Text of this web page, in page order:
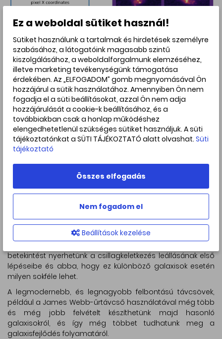
mintába tartozó nyolc galaxis. (Forrás: Olsen et al. 2026.)
A csillagkeletkezés története egy galaxisban
A csillagászok a kiválasztott galaxisok spektrális
energiaeloszlásait vizsgálták, amely alapján
rekonstruálható az adott galaxisban található csillagok
kora és keletkezési ideje. A modellezés során arra is fény
derül, hogy hogyan változik a galaxisban, vagy annak
bizonyos régióiban található csillagoknak azössztömege
és keletkezési üteme (csillagkeletkezési ráta).
A kutatók a modellezés során megvizsgálták a fentebb
említett fizikai mennyiségek időbeli változását, mégpedig
250 millió - 1 milliárd évvel ezelőttig. Ez alapján
megállapították, hogy a mintába tartozó galaxisokban az
idő előrehaladtával csökkent a csillagkeletkezés üteme,
minden galaxis esetén más és más sebességgel.
A csillagkeletkezés lassulásának legkorábbi jelei
Megjegyzendő, hogy a vizsgált galaxisokban jelenleg még
aktívan zajlik a csillagkeletkezés, viszont csökkentett
betekintést nyerhetünk a csillagkeletkezés leállásának első
lépéseibe és abba, hogy ez különböző galaxisok esetén
milyen sokféle lehet.
A legmodernebb, és legnagyobb felbontású távcsövek,
például a James Webb-űrtávcső használatával még több
és még jobb felvételt készíthetünk majd hasonló
galaxisokról, és így még többet tudhatunk meg a
galaxisfejlődés folyamatáról.
Ez a weboldal sütiket használ!
Sütiket használunk a tartalmak és hirdetések személyre
szabásához, a látogatóink magasabb szintű
kiszolgálásához, a weboldalforgalmunk elemzéséhez,
illetve marketing tevékenységünk támogatása
érdekében. Az „ELFOGADOM” gomb megnyomásával Ön
hozzájárul a sütik használatához. Amennyiben Ön nem
fogadja el a süti beállításokat, azzal Ön nem adja
hozzájárulását a cookie-k beállításához, és a
továbbiakban csak a honlap működéshez
elengedhetetlenül szükséges sütiket használjuk. A süti
tájékoztatónkat a SÜTI TÁJÉKOZTATÓ alatt olvashat. Süti
tájékoztató
Összes elfogadás
Nem fogadom el
Beállítások kezelése